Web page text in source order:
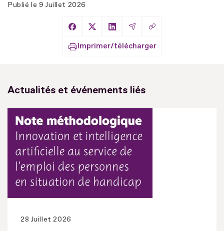
Publié le 9 Juillet 2026
Partager sur Facebook
Partager sur X
Partager sur LinkedIn
Partager par Email
Copier le lien
Imprimer/télécharger
Actualités et événements liés
28 Juillet 2026